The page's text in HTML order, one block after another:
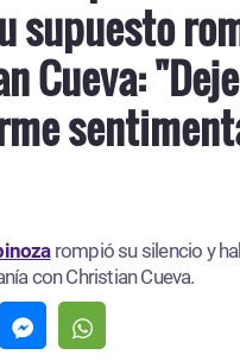
supuesto
Cueva:
rompió su silencio y
con Christian Cueva.